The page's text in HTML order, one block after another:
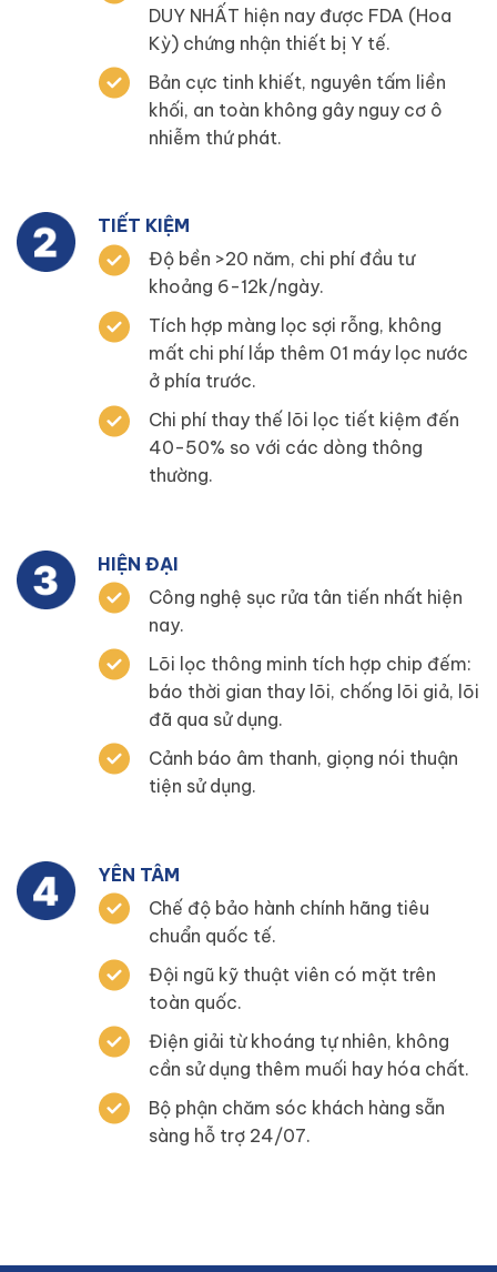
DUY NHẤT hiện nay được FDA (Hoa
Kỳ) chứng nhận thiết bị Y tế.
Bản cực tinh khiết, nguyên tấm liền
khối, an toàn không gây nguy cơ ô
nhiễm thứ phát.
TIẾT KIỆM
Độ bền >20 năm, chi phí đầu tư
khoảng 6-12k/ngày.
Tích hợp màng lọc sợi rỗng, không
mất chi phí lắp thêm 01 máy lọc nước
ở phía trước.
Chi phí thay thế lõi lọc tiết kiệm đến
40-50% so với các dòng thông
thường.
HIỆN ĐẠI
Công nghệ sục rửa tân tiến nhất hiện
nay.
Lõi lọc thông minh tích hợp chip đếm:
báo thời gian thay lõi, chống lõi giả, lõi
đã qua sử dụng.
Cảnh báo âm thanh, giọng nói thuận
tiện sử dụng.
YÊN TÂM
Chế độ bảo hành chính hãng tiêu
chuẩn quốc tế.
Đội ngũ kỹ thuật viên có mặt trên
toàn quốc.
Điện giải từ khoáng tự nhiên, không
cần sử dụng thêm muối hay hóa chất.
Bộ phận chăm sóc khách hàng sẵn
sàng hỗ trợ 24/07.